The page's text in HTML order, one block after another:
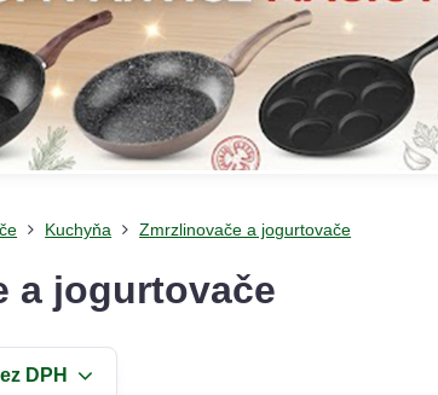
Kuchyňa Zmrzlinovače a jogurtovače
a jogurtovače
DPH